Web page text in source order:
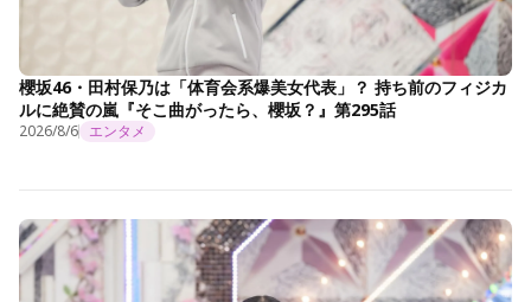
櫻坂46・田村保乃は「体育会系爆美女代表」？ 持ち前のフィジカ
ルに絶賛の嵐『そこ曲がったら、櫻坂？』第295話
2026/8/6 エンタメ